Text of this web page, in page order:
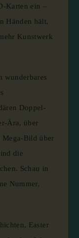
Karten ein –
Händen hält,
Kunstwerk
wunderbares
Doppel-
Ära, über
Mega-Bild über
die
Schau in
Nummer,
Easter